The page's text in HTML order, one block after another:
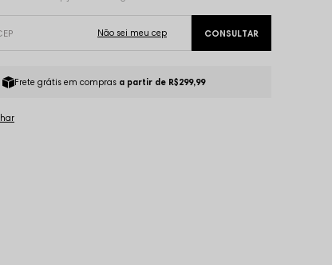
Frete grátis em compras a partir de R$299,99